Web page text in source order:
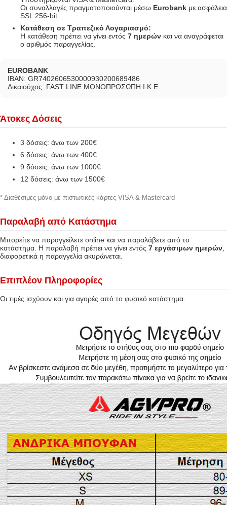
Οι συναλλαγές πραγματοποιούνται μέσω Eurobank με ασφάλεια
SSL 256-bit.
Κατάθεση σε Τραπεζικό Λογαριασμό:
Η κατάθεση πρέπει να γίνει εντός 7 ημερών και να αναγράφεται
ο αριθμός παραγγελίας.
EUROBANK
IBAN: GR7402606530000930200689486
Δικαιούχος: FAST LINE ΜΟΝΟΠΡΟΣΩΠΗ Ι.Κ.Ε.
Άτοκες Δόσεις
3 δόσεις: άνω των 200€
6 δόσεις: άνω των 400€
9 δόσεις: άνω των 1000€
12 δόσεις: άνω των 1500€
* Διαθέσιμες μόνο με πιστωτικές κάρτες VISA & Mastercard
Παραλαβή από Κατάστημα
Μπορείτε να παραγγείλετε online και να παραλάβετε από το
κατάστημα. Η παραλαβή πρέπει να γίνει εντός 7 εργάσιμων ημερών
διαφορετικά η παραγγελία ακυρώνεται.
Επιπλέον Πληροφορίες
Οι τιμές ισχύουν και για αγορές από το φυσικό κατάστημα.